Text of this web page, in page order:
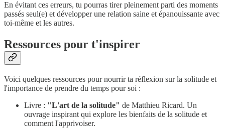
En évitant ces erreurs, tu pourras tirer pleinement parti des moments
passés seul(e) et développer une relation saine et épanouissante avec
toi-même et les autres.
Ressources pour t'inspirer
Voici quelques ressources pour nourrir ta réflexion sur la solitude et
l'importance de prendre du temps pour soi :
Livre : "L'art de la solitude" de Matthieu Ricard. Un
ouvrage inspirant qui explore les bienfaits de la solitude et
comment l'apprivoiser.